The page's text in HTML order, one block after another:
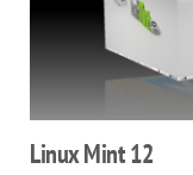
Linux Mint 12